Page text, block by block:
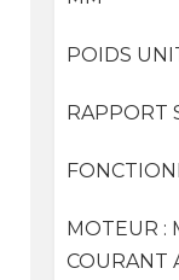
POIDS
RAPPORT
MOTEUR :
COURANT